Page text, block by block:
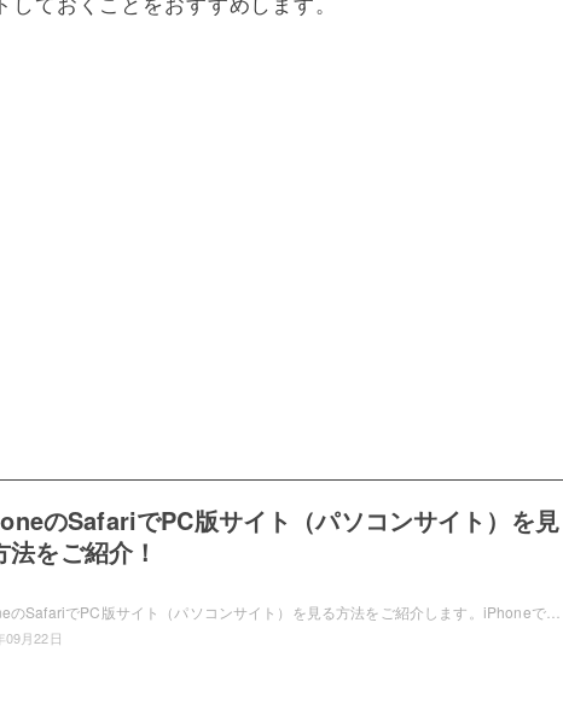
のSafariでPC版サイト（パソコンサイト）を見
法をご紹介！
iPhoneのSafariでPC版サイト（パソコンサイト）を見る方法をご紹介します。iPhoneでサイトを見ると通常スマホサイトが表示されます。しかしスマホサイトはPC版サイトに比べて機能が制限されがちです。ぜひ今回の記事を参考にiPhoneのSafariでPC版サイトを見るようにしましょう。
09月22日